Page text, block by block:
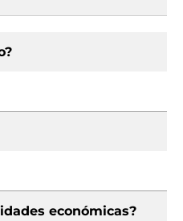
económicas?